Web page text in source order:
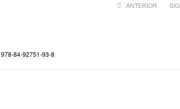
ANTERIOR
978-84-92751-93-8